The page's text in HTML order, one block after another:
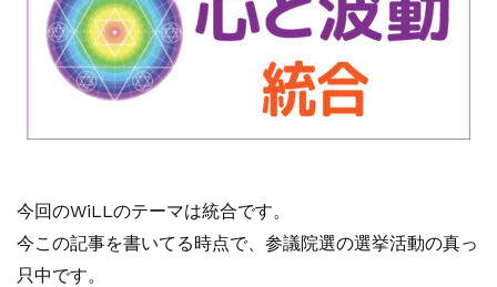
今回のWiLLのテーマは統合です。
今この記事を書いてる時点で、参議院選の選挙活動の真っ
只中です。